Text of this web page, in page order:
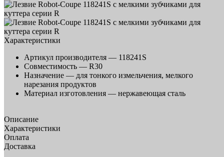
Характеристики
Артикул производителя — 118241S
Совместимость — R30
Назначение — для тонкого измельчения, мелкого
нарезания продуктов
Материал изготовления — нержавеющая сталь
Описание
Характеристики
Оплата
Доставка